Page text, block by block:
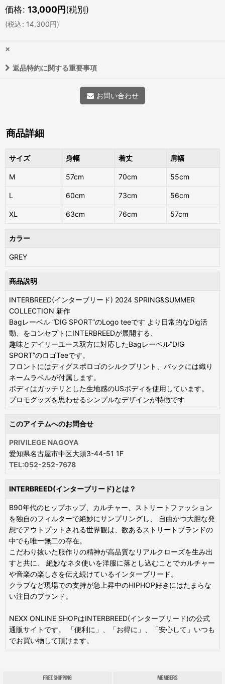
価格: 13,000円(税別)
(税込: 14,300円)
×
返品特約に関する重要事項
お問い合わせ
商品詳細
サイズ 身幅 着丈 肩幅
M 57cm 70cm 55cm
L 60cm 73cm 56cm
XL 63cm 76cm 57cm
カラー
GREY
商品説明
INTERBREED(インターブリード) 2024 SPRING&SUMMER
COLLECTION 新作
Bagレーベル “DIG SPORT”のLogo teeです より日常的なDig活
動、をコンセプトにINTERBREEDが展開する、
趣味とデイリーユース双方に対応したBagレーベル“DIG
SPORT”のロゴTeeです。
フロントにはディグスポロゴのシルクプリント、バックには織り
ネームラベルが付属します。
ボディはガッチリとした生地感のUSボディを使用しています。
プロモグッズを思わせるシンプルなデザインが特徴です
このアイテムへのお問合せ
PRIVILEGE NAGOYA
愛知県名古屋市中区大須3-44-51 1F
TEL:052-252-7678
INTERBREED(インターブリード)とは？
B90年代のヒップホップ、カルチャー、ストリートファッション
を独自のフィルターで絶妙にサンプリングし、 自由かつ大胆な発
想でアウトプットされる世界観は、数あるストリートブランドの
中でも唯一無二の存在。
こだわり抜いた服作りの精神が高品質なリアルクローズを生み出
すと共に、 絶妙なネタ使いを洋服に落とし込むことでカルチャー
や音楽の楽しさを伝え続けているインターブリード。
クラブなど現場での支持が急上昇中のHIPHOP好きにはたまらな
い注目のブランド。
NEXX ONLINE SHOPはINTERBREED(インターブリード)の公式
通販サイトです。 「便利に」、「お得に」、「安心して」いつも
でお買い物して頂けます。